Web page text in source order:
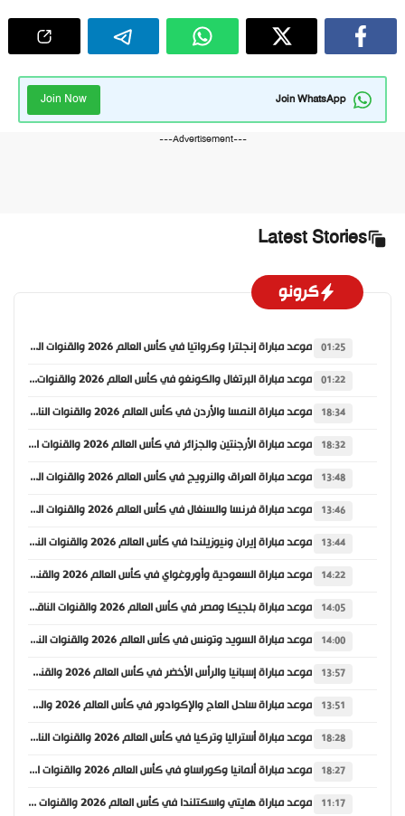
Join WhatsApp
Join Now
---Advertisement---
Latest Stories
كرونو
01:25 موعد مباراة إنجلترا وكرواتيا في كأس العالم 2026 والقنوات الناقلة
01:22 موعد مباراة البرتغال والكونغو في كأس العالم 2026 والقنوات الناقلة
18:34 موعد مباراة النمسا والأردن في كأس العالم 2026 والقنوات الناقلة
18:32 موعد مباراة الأرجنتين والجزائر في كأس العالم 2026 والقنوات الناقلة
13:48 موعد مباراة العراق والنرويج في كأس العالم 2026 والقنوات الناقلة
13:46 موعد مباراة فرنسا والسنغال في كأس العالم 2026 والقنوات الناقلة
13:44 موعد مباراة إيران ونيوزيلندا في كأس العالم 2026 والقنوات الناقلة
14:22 موعد مباراة السعودية وأوروغواي في كأس العالم 2026 والقنوات الناقلة
14:05 موعد مباراة بلجيكا ومصر في كأس العالم 2026 والقنوات الناقلة
14:00 موعد مباراة السويد وتونس في كأس العالم 2026 والقنوات الناقلة
13:57 موعد مباراة إسبانيا والرأس الأخضر في كأس العالم 2026 والقنوات الناقلة
13:51 موعد مباراة ساحل العاج والإكوادور في كأس العالم 2026 والقنوات الناقلة
18:28 موعد مباراة أستراليا وتركيا في كأس العالم 2026 والقنوات الناقلة
18:27 موعد مباراة ألمانيا وكوراساو في كأس العالم 2026 والقنوات الناقلة
11:17 موعد مباراة هايتي واسكتلندا في كأس العالم 2026 والقنوات الناقلة